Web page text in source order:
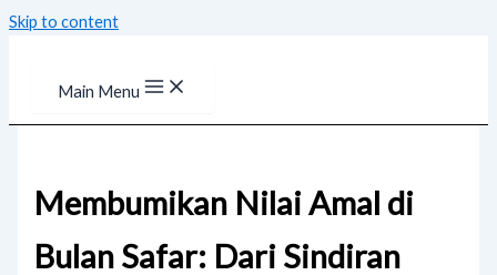
Skip to content
Main Menu
Membumikan Nilai Amal di
Bulan Safar: Dari Sindiran